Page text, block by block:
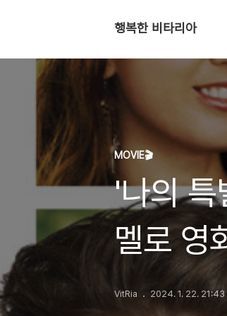
행복한 비타리아
MOVIE🎬
'나의 특
멜로 영
VitRia 2024. 1. 22. 21:43